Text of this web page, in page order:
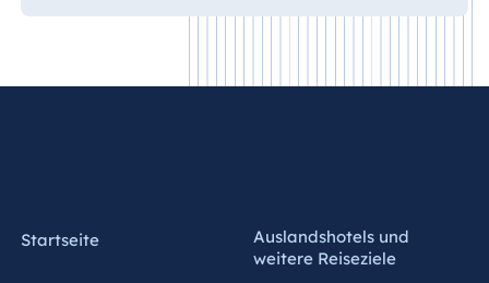
Startseite
Auslandshotels und
weitere Reiseziele